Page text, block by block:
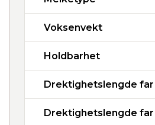
Voksenvekt
Holdbarhet
Drektighetslengde far
Drektighetslengde far